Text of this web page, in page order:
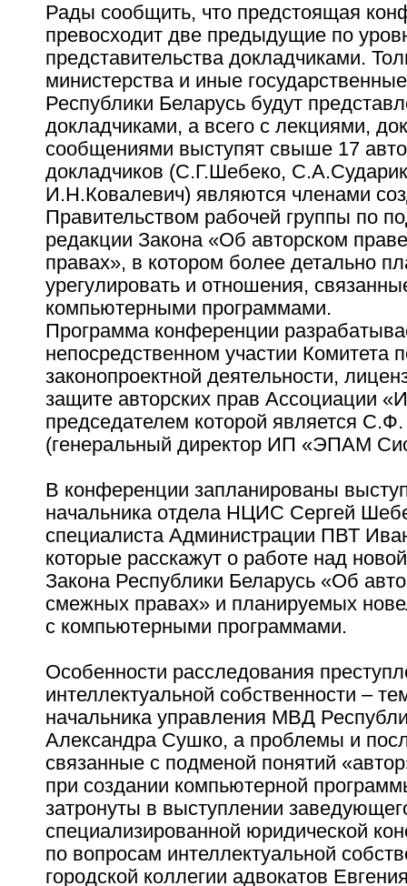
Рады сообщить, что предстоящая
превосходит две предыдущие по
представительства докладчиками.
министерства и иные
Республики Беларусь будут
докладчиками, а всего с лекциями,
сообщениями выступят свыше 17
докладчиков (С.Г.Шебеко,
И.Н.Ковалевич) являются членами
Правительством рабочей группы по
редакции Закона «Об авторском
правах», в котором более детально
урегулировать и отношения,
компьютерными программами.
Программа конференции
непосредственном участии Комитета
законопроектной деятельности,
защите авторских прав Ассоциации
председателем которой является
(генеральный директор ИП «ЭПАМ
В конференции запланированы
начальника отдела НЦИС Сергей
специалиста Администрации ПВТ
которые расскажут о работе над
Закона Республики Беларусь «Об
смежных правах» и планируемых
с компьютерными программами.
Особенности расследования
интеллектуальной собственности –
начальника управления МВД
Александра Сушко, а проблемы и
связанные с подменой понятий
при создании компьютерной
затронуты в выступлении
специализированной юридической
по вопросам интеллектуальной
городской коллегии адвокатов